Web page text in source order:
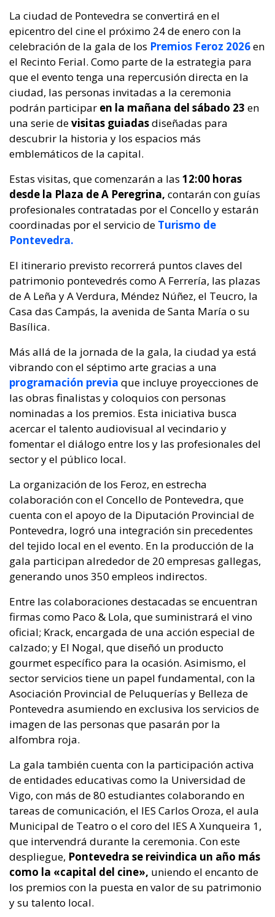
La ciudad de Pontevedra se convertirá en el
epicentro del cine el próximo 24 de enero con la
celebración de la gala de los Premios Feroz 2026en
el Recinto Ferial. Como parte de la estrategia para
que el evento tenga una repercusión directa en la
ciudad, las personas invitadas a la ceremonia
podrán participar en la mañana del sábado 23 en
una serie devisitas guiadasdiseñadas para
descubrir la historia y los espacios más
emblemáticos de la capital.
Estas visitas, que comenzarán a las 12:00 horas
desde la Plaza de A Peregrina, contarán con guías
profesionales contratadas por el Concello y estarán
coordinadas por el servicio de Turismo de
Pontevedra.
El itinerario previsto recorrerá puntos claves del
patrimonio pontevedrés como A Ferrería, las plazas
de A Leña y A Verdura, Méndez Núñez, el Teucro, la
Casa das Campás, la avenida de Santa María o su
Basílica.
Más allá de la jornada de la gala, la ciudad ya está
vibrando con el séptimo arte gracias a una
programación previa que incluye proyecciones de
las obras finalistas y coloquios con personas
nominadas a los premios. Esta iniciativa busca
acercar el talento audiovisual al vecindario y
fomentar el diálogo entre los y las profesionales del
sector y el público local.
La organización de los Feroz, en estrecha
colaboración con el Concello de Pontevedra, que
cuenta con el apoyo de la Diputación Provincial de
Pontevedra, logró una integración sin precedentes
del tejido local en el evento. En la producción de la
gala participan alrededor de 20 empresas gallegas,
generando unos 350 empleos indirectos.
Entre las colaboraciones destacadas se encuentran
firmas como Paco & Lola, que suministrará el vino
oficial; Krack, encargada de una acción especial de
calzado; y El Nogal, que diseñó un producto
gourmet específico para la ocasión. Asimismo, el
sector servicios tiene un papel fundamental, con la
Asociación Provincial de Peluquerías y Belleza de
Pontevedra asumiendo en exclusiva los servicios de
imagen de las personas que pasarán por la
alfombra roja.
La gala también cuenta con la participación activa
de entidades educativas como la Universidad de
Vigo, con más de 80 estudiantes colaborando en
tareas de comunicación, el IES Carlos Oroza, el aula
Municipal de Teatro o el coro del IES A Xunqueira 1,
que intervendrá durante la ceremonia. Con este
despliegue, Pontevedra se reivindica un año más
como la «capital del cine», uniendo el encanto de
los premios con la puesta en valor de su patrimonio
y su talento local.